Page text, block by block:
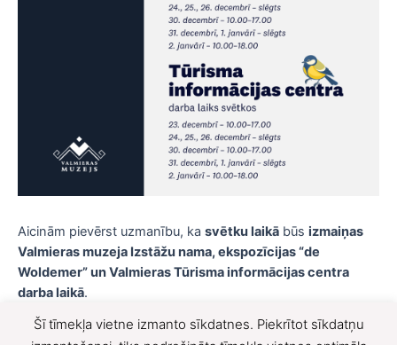
Aicinām pievērst uzmanību, ka svētku laikā būs izmaiņas
Valmieras muzeja Izstāžu nama, ekspozīcijas “de
Woldemer” un Valmieras Tūrisma informācijas centra
darba laikā.
Lai gaiši un piepildīti svētki ikvienā sirdī un namā!
Šī tīmekļa vietne izmanto sīkdatnes. Piekrītot sīkdatņu